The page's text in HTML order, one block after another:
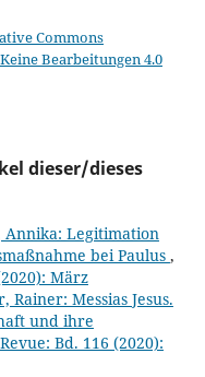
Commons
Bearbeitungen 4.0
dieser/dieses
Annika: Legitimation
bei Paulus ,
März
Rainer: Messias Jesus.
und ihre
Bd. 116 (2020):